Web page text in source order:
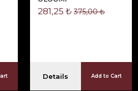
281,25 ₺ 375,00 ₺
Details Add to Cart